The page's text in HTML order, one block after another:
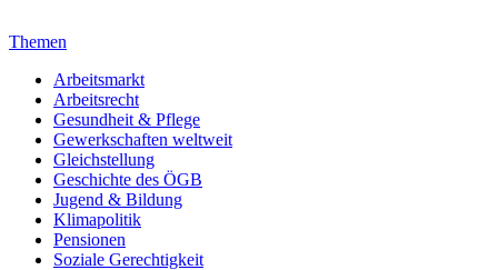
Themen
Arbeitsmarkt
Arbeitsrecht
Gesundheit & Pflege
Gewerkschaften weltweit
Gleichstellung
Geschichte des ÖGB
Jugend & Bildung
Klimapolitik
Pensionen
Soziale Gerechtigkeit